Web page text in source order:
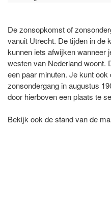
De zonsopkomst of
vanuit Utrecht. De tijden in de
kunnen iets afwijken wanneer
westen van Nederland woont.
een paar minuten. Je kunt
zonsondergang in augustus
door hierboven een plaats te
Bekijk ook de stand van de